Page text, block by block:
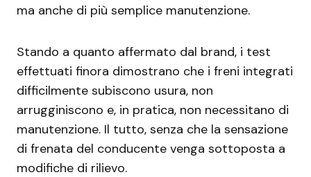
ma anche di più semplice manutenzione.
Stando a quanto affermato dal brand, i test
effettuati finora dimostrano che i freni integrati
difficilmente subiscono usura, non
arrugginiscono e, in pratica, non necessitano di
manutenzione. Il tutto, senza che la sensazione
di frenata del conducente venga sottoposta a
modifiche di rilievo.